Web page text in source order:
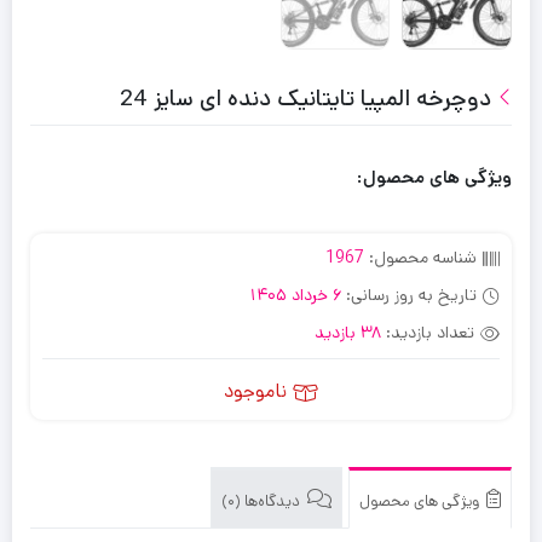
دوچرخه المپیا تایتانیک دنده ای سایز 24
ویژگی های محصول:
شناسه محصول: 1967
تاریخ به روز رسانی: 6 خرداد 1405
تعداد بازدید: 38 بازدید
ناموجود
ویژگی های محصول دیدگاه‌ها (0)